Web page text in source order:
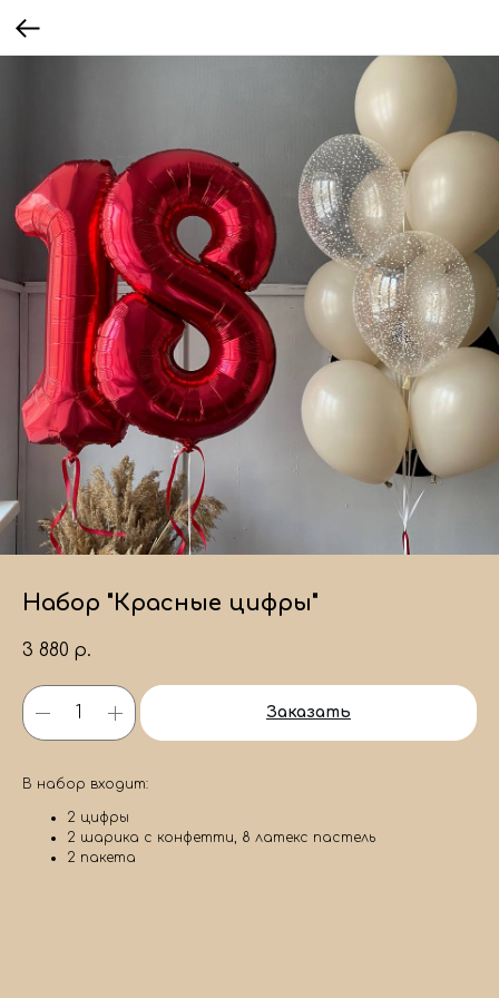
Набор "Красные цифры"
3 880 р.
Заказать
В набор входит:
2 цифры
2 шарика с конфетти, 8 латекс пастель
2 пакета